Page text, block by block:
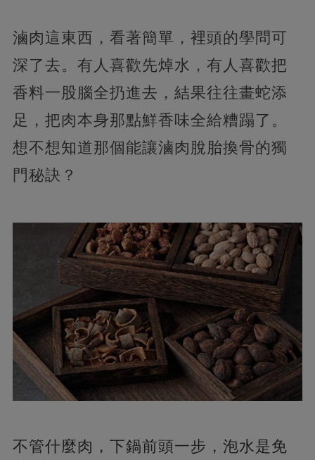
滷肉這東西，看著簡單，裡頭的學問可
深了去。有人喜歡先焯水，有人喜歡把
香料一股腦全扔進去，結果往往畫蛇添
足，把肉本身那點鮮香味全給糟蹋了。
想不想知道那個能讓滷肉脫胎換骨的獨
門秘訣？
不管什麼肉，下鍋前頭一步，泡水是免